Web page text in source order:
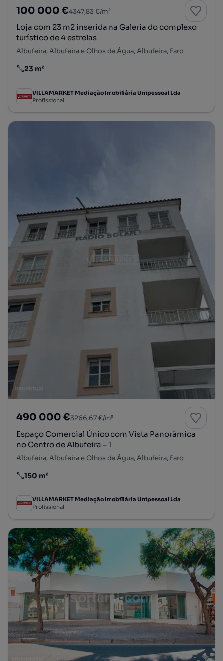
100 000 €4347,83 €/m²
Loja com 23 m2 inserida na Galeria do complexo
turístico de 4 estrelas
Albufeira, Albufeira e Olhos de Água, Albufeira, Faro
Preço por metro quadrado
23 m²
VILLAMARKET Mediação Imobiliária Unipessoal Lda
Profissional
490 000 €3266,67 €/m²
Espaço Comercial Único com Vista Panorâmica
no Centro de Albufeira – 1
Albufeira, Albufeira e Olhos de Água, Albufeira, Faro
Preço por metro quadrado
150 m²
VILLAMARKET Mediação Imobiliária Unipessoal Lda
Profissional